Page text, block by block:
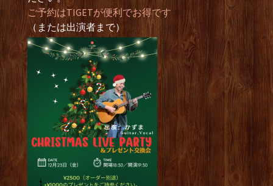
ご予約はTIGETが便利でお得です
（または出演者まで）